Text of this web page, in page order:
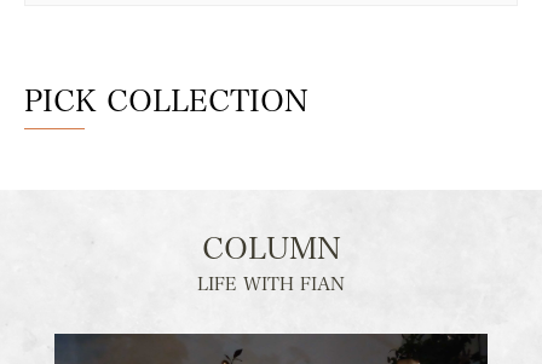
PICK COLLECTION
COLUMN
LIFE WITH FIAN